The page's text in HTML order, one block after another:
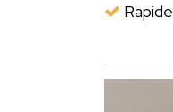
Rapide